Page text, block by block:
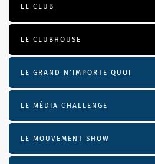
LE CLUB
LE CLUBHOUSE
LE GRAND N’IMPORTE QUOI
LE MÉDIA CHALLENGE
LE MOUVEMENT SHOW